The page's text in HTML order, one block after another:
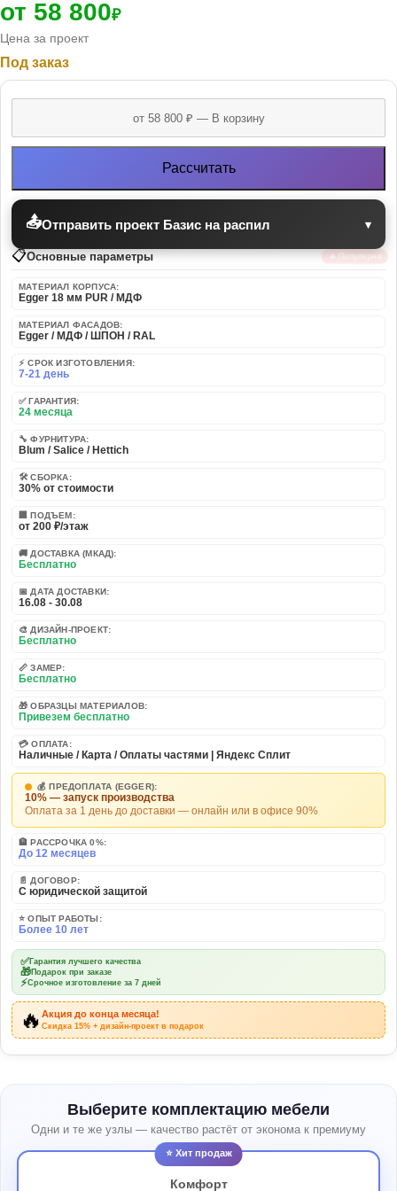
от 58 800₽
Цена за проект
Под заказ
Рассчитать
📤Отправить проект Базис на распил ▾
📋Основные параметры 🔥 Популярно
МАТЕРИАЛ КОРПУСА:
Egger 18 мм PUR / МДФ
МАТЕРИАЛ ФАСАДОВ:
Egger / МДФ / ШПОН / RAL
⚡ СРОК ИЗГОТОВЛЕНИЯ:
7-21 день
✅ ГАРАНТИЯ:
24 месяца
🔧 ФУРНИТУРА:
Blum / Salice / Hettich
🛠️ СБОРКА:
30% от стоимости
🏢 ПОДЪЕМ:
от 200 ₽/этаж
🚚 ДОСТАВКА (МКАД):
Бесплатно
📅 ДАТА ДОСТАВКИ:
16.08 - 30.08
🎨 ДИЗАЙН-ПРОЕКТ:
Бесплатно
📏 ЗАМЕР:
Бесплатно
🎁 ОБРАЗЦЫ МАТЕРИАЛОВ:
Привезем бесплатно
💳 ОПЛАТА:
Наличные / Карта / Оплаты частями | Яндекс Сплит
💰 ПРЕДОПЛАТА (EGGER):
10% — запуск производства
Оплата за 1 день до доставки — онлайн или в офисе 90%
🏦 РАССРОЧКА 0%:
До 12 месяцев
📄 ДОГОВОР:
С юридической защитой
⭐ ОПЫТ РАБОТЫ:
Более 10 лет
✅Гарантия лучшего качества
🎁 Подарок при заказе
⚡Срочное изготовление за 7 дней
🔥Акция до конца месяца!
Скидка 15% + дизайн-проект в подарок
Выберите комплектацию мебели
Одни и те же узлы — качество растёт от эконома к премиуму
⭐ Хит продаж
Комфорт